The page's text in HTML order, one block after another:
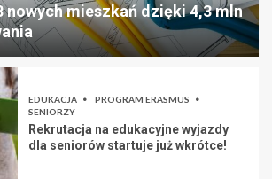
nowych mieszkań dzięki 4,3 mln
EDUKACJA
PROGRAM ERASMUS
SENIORZY
Rekrutacja na edukacyjne wyjazdy
dla seniorów startuje już wkrótce!